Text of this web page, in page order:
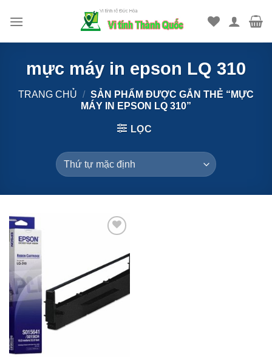
qua
mực máy in epson LQ 310
TRANG CHỦ / SẢN PHẨM ĐƯỢC GẮN THẺ “MỰC
MÁY IN EPSON LQ 310”
LỌC